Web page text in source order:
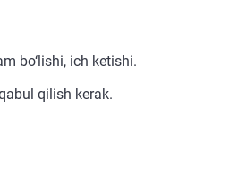
bo‘lishi, ich ketishi.
qilish kerak.